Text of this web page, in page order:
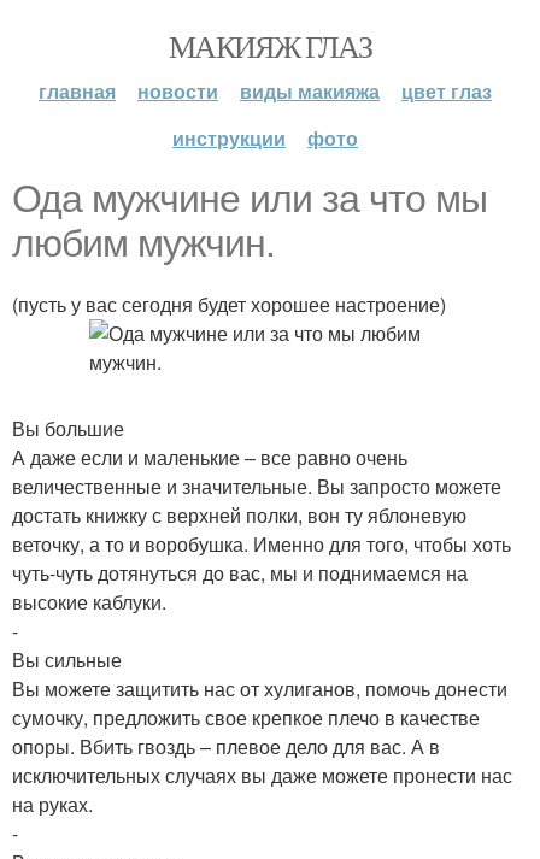
МАКИЯЖ ГЛАЗ
главная новости виды макияжа
цвет глаз
инструкции
фото
Ода мужчине или за что мы
любим мужчин.
(пусть у вас сегодня будет хорошее настроение)
Вы большие
А даже если и маленькие – все равно очень
величественные и значительные. Вы запросто можете
достать книжку с верхней полки, вон ту яблоневую
веточку, а то и воробушка. Именно для того, чтобы хоть
чуть-чуть дотянуться до вас, мы и поднимаемся на
высокие каблуки.
-
Вы сильные
Вы можете защитить нас от хулиганов, помочь донести
сумочку, предложить свое крепкое плечо в качестве
опоры. Вбить гвоздь – плевое дело для вас. А в
исключительных случаях вы даже можете пронести нас
на руках.
-